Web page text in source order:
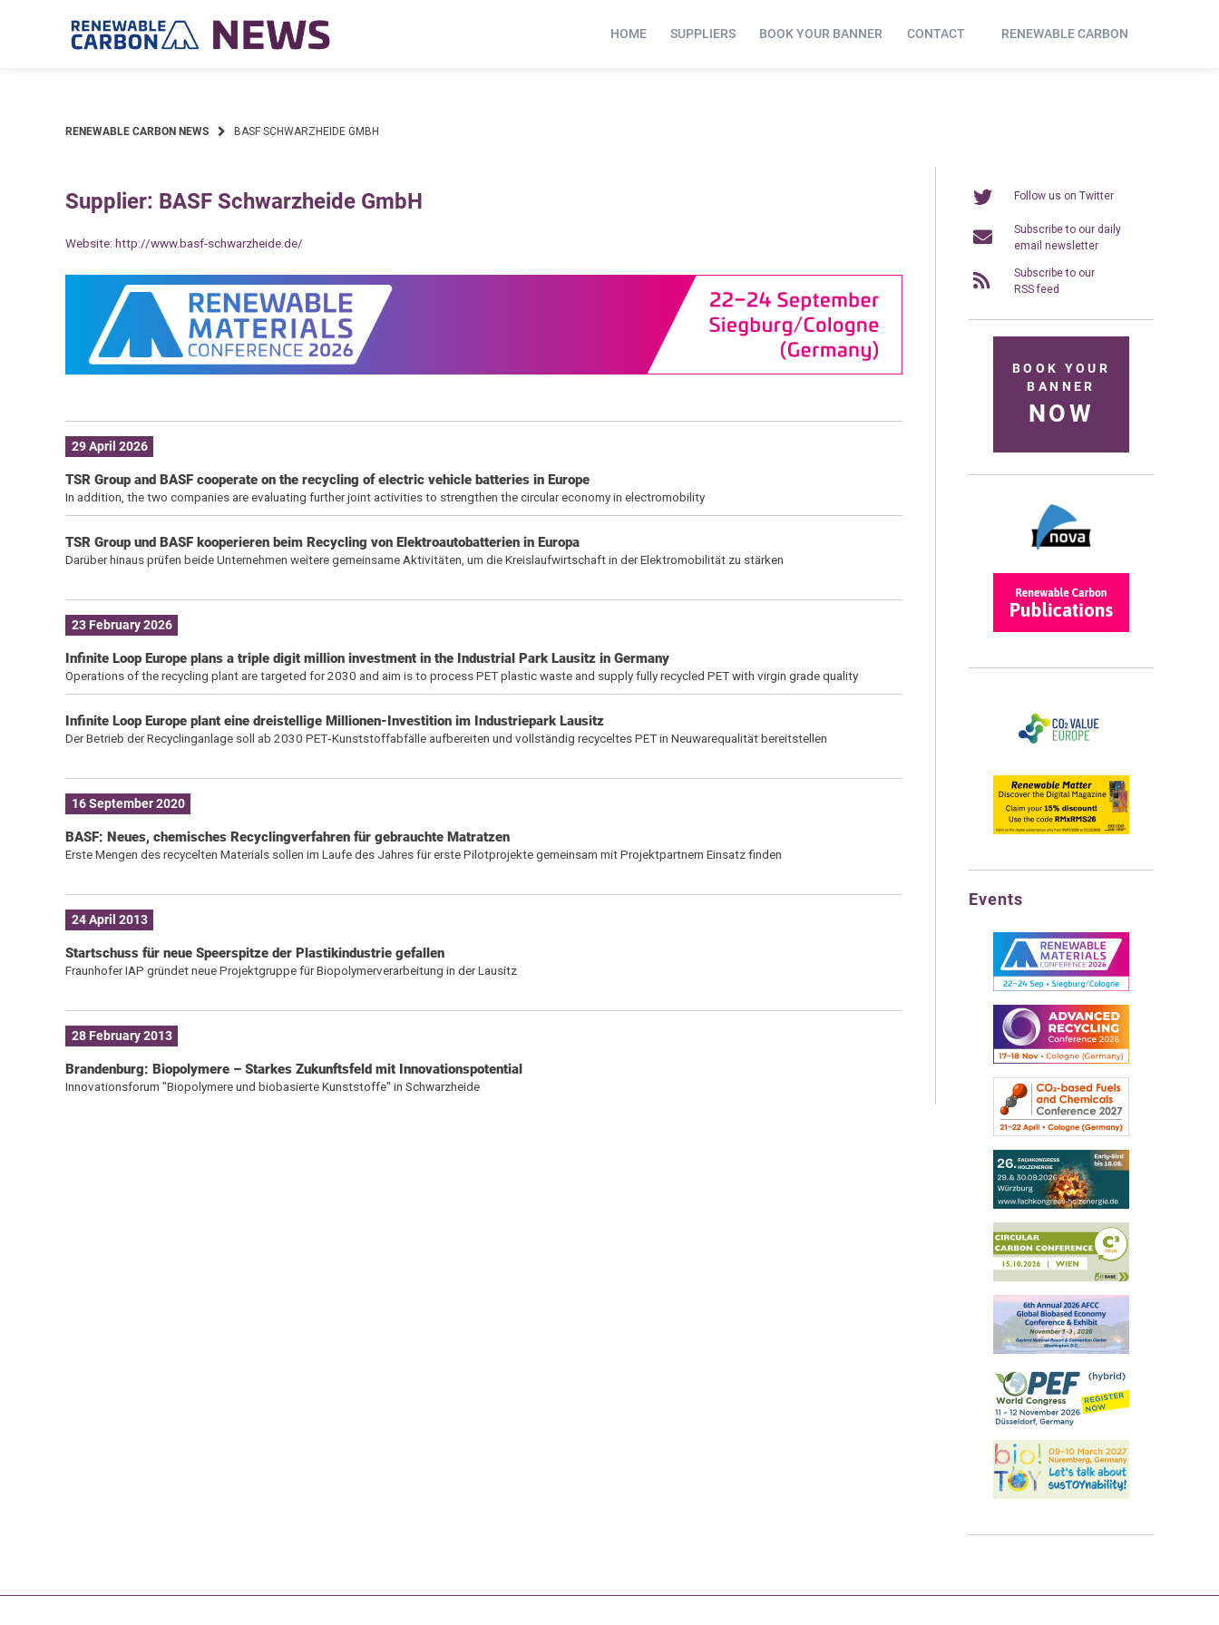
HOME SUPPLIERS BOOK YOUR BANNER CONTACT RENEWABLE CARBON
RENEWABLE CARBON NEWS BASF SCHWARZHEIDE GMBH
Supplier: BASF Schwarzheide GmbH
Website: http://www.basf-schwarzheide.de/
29 April 2026
TSR Group and BASF cooperate on the recycling of electric vehicle batteries in Europe
In addition, the two companies are evaluating further joint activities to strengthen the circular economy in electromobility
TSR Group und BASF kooperieren beim Recycling von Elektroautobatterien in Europa
Darüber hinaus prüfen beide Unternehmen weitere gemeinsame Aktivitäten, um die Kreislaufwirtschaft in der Elektromobilität zu stärken
23 February 2026
Infinite Loop Europe plans a triple digit million investment in the Industrial Park Lausitz in Germany
Operations of the recycling plant are targeted for 2030 and aim is to process PET plastic waste and supply fully recycled PET with virgin grade quality
Infinite Loop Europe plant eine dreistellige Millionen-Investition im Industriepark Lausitz
Der Betrieb der Recyclinganlage soll ab 2030 PET‑Kunststoffabfälle aufbereiten und vollständig recyceltes PET in Neuwarequalität bereitstellen
16 September 2020
BASF: Neues, chemisches Recyclingverfahren für gebrauchte Matratzen
Erste Mengen des recycelten Materials sollen im Laufe des Jahres für erste Pilotprojekte gemeinsam mit Projektpartnern Einsatz finden
24 April 2013
Startschuss für neue Speerspitze der Plastikindustrie gefallen
Fraunhofer IAP gründet neue Projektgruppe für Biopolymerverarbeitung in der Lausitz
28 February 2013
Brandenburg: Biopolymere – Starkes Zukunftsfeld mit Innovationspotential
Innovationsforum "Biopolymere und biobasierte Kunststoffe" in Schwarzheide
Follow us on Twitter
Subscribe to our daily
email newsletter
Subscribe to our
RSS feed
BOOK YOUR
BANNER
NOW
Events